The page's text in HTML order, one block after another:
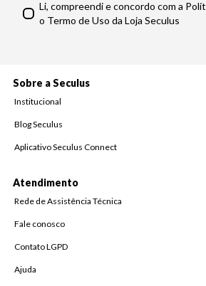
Li, compreendi e concordo com a
o Termo de Uso da Loja Seculus
Sobre a Seculus
Institucional
Blog Seculus
Aplicativo Seculus Connect
Atendimento
Rede de Assistência Técnica
Fale conosco
Contato LGPD
Ajuda